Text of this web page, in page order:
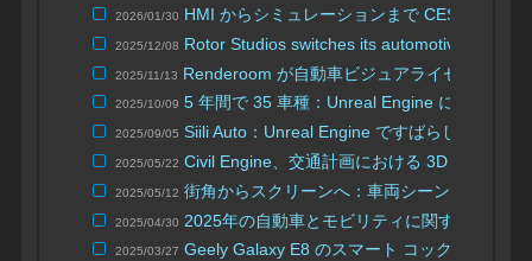
2026/01/30 HMI からシミュレーションまで CES 2026
2025/12/08 Rotor Studios switches its automotive
2025/11/13 Renderoom が自動車ビジュアライゼーショ
2025/10/09 5 年間で 35 車種：Unreal Engine により大幅
2025/09/05 Siili Auto：Unreal Engine ですばらしい HMI
2025/05/22 Civil Engine、交通計画における 3D ビジュア
2025/05/12 街角からスクリーンへ：車両シーンを変える
2025/04/30 2025年の自動車とモビリティに関するニュー
2025/03/27 Geely Galaxy E8 のスマート コックピット：